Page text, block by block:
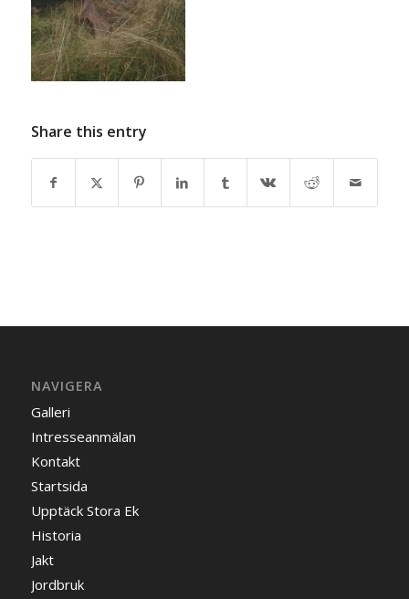
Share this entry
NAVIGERA
Galleri
Intresseanmälan
Kontakt
Startsida
Upptäck Stora Ek
Historia
Jakt
Jordbruk